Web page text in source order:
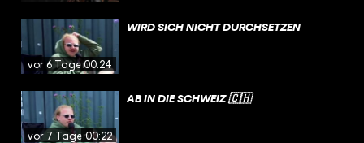
vor 6 Tagen00:24
WIRD SICH NICHT DURCHSETZEN
vor 7 Tagen00:22
AB IN DIE SCHWEIZ 🇨🇭